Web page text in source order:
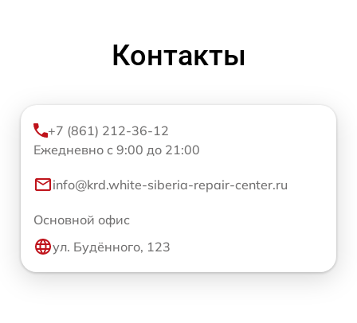
Контакты
+7 (861) 212-36-12
Ежедневно с 9:00 до 21:00
info@krd.white-siberia-repair-center.ru
Основной офис
ул. Будённого, 123